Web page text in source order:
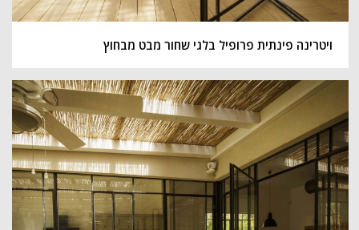
ויטרינה פינתית פרופיל בלגי שחור מבט מבחוץ